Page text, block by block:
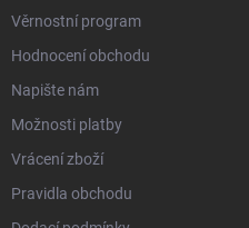
Věrnostní program
Hodnocení obchodu
Napište nám
Možnosti platby
Vrácení zboží
Pravidla obchodu